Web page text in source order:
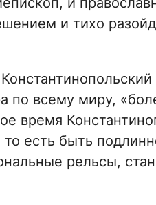
и тихо
по всему миру,
время
есть быть
рельсы,